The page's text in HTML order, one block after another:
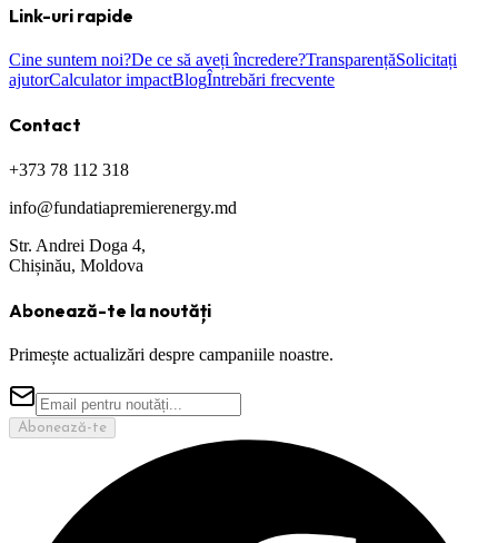
Link-uri rapide
Cine suntem noi?De ce să aveți încredere?TransparențăSolicitați
ajutorCalculator impactBlogÎntrebări frecvente
Contact
+373 78 112 318
info@fundatiapremierenergy.md
Str. Andrei Doga 4,
Chișinău, Moldova
Abonează-te la noutăți
Primește actualizări despre campaniile noastre.
Abonează-te